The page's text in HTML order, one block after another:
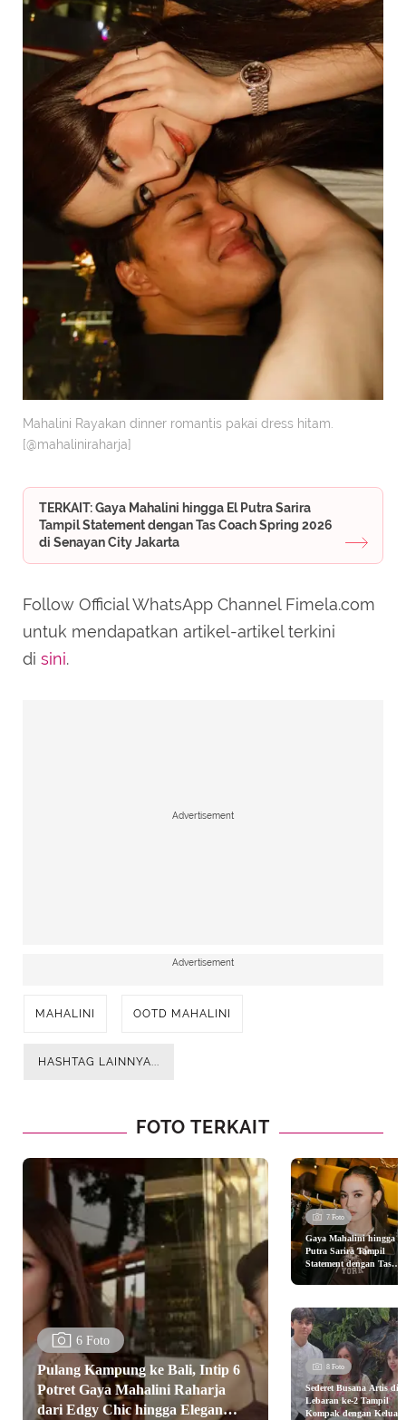
Mahalini Rayakan dinner romantis pakai dress hitam.
[@mahaliniraharja]
TERKAIT: Gaya Mahalini hingga El Putra Sarira
Tampil Statement dengan Tas Coach Spring 2026
di Senayan City Jakarta
Follow Official WhatsApp Channel Fimela.com
untuk mendapatkan artikel-artikel terkini
di sini.
Advertisement
Advertisement
MAHALINI OOTD MAHALINI
HASHTAG LAINNYA...
FOTO TERKAIT
6 Foto
Pulang Kampung ke Bali, Intip 6
Potret Gaya Mahalini Raharja
dari Edgy Chic hingga Elegan
7 Foto
Gaya Mahalini hingga El
Putra Sarira Tampil
Statement dengan Tas
Coach Spring 2026 di
8 Foto
Sederet Busana Artis di
Lebaran ke-2 Tampil
Kompak dengan